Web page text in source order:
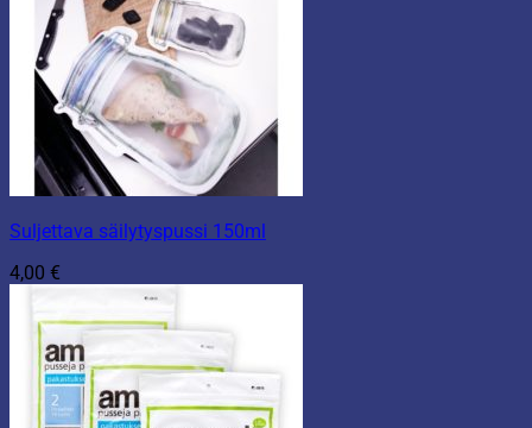
Suljettava säilytyspussi 150ml
4,00 €